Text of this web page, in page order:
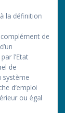
la définition
de
l’Etat
de
système
d’emploi
ou égal